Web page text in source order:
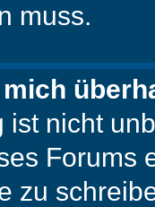
muss.
ist nicht
Forums
zu